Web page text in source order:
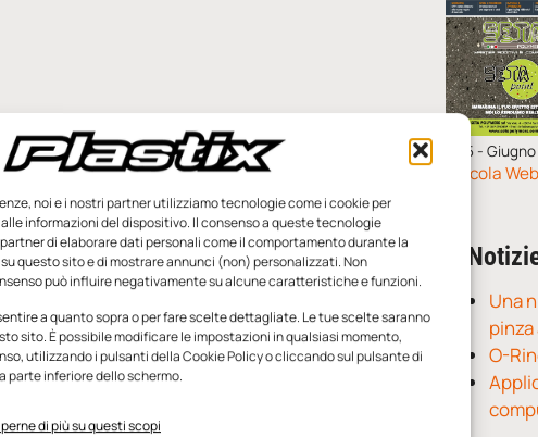
noi e i nostri partner utilizziamo tecnologie come i cookie per
informazioni del dispositivo. Il consenso a queste tecnologie
di elaborare dati personali come il comportamento durante la
questo sito e di mostrare annunci (non) personalizzati. Non
può influire negativamente su alcune caratteristiche e funzioni.
a quanto sopra o per fare scelte dettagliate. Le tue scelte saranno
sito. È possibile modificare le impostazioni in qualsiasi momento,
utilizzando i pulsanti della Cookie Policy o cliccando sul pulsante di
parte inferiore dello schermo.
di più su questi scopi
n.5 -
Edicola Web
Una
O-